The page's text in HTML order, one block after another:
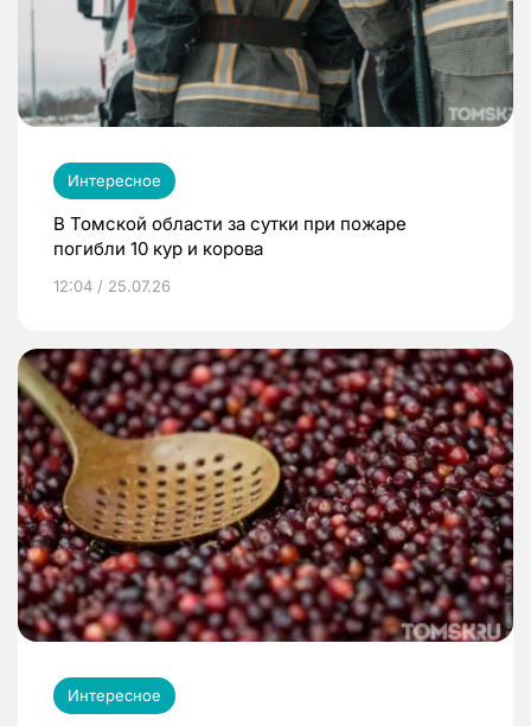
Интересное
В Томской области за сутки при пожаре
погибли 10 кур и корова
12:04 / 25.07.26
Интересное